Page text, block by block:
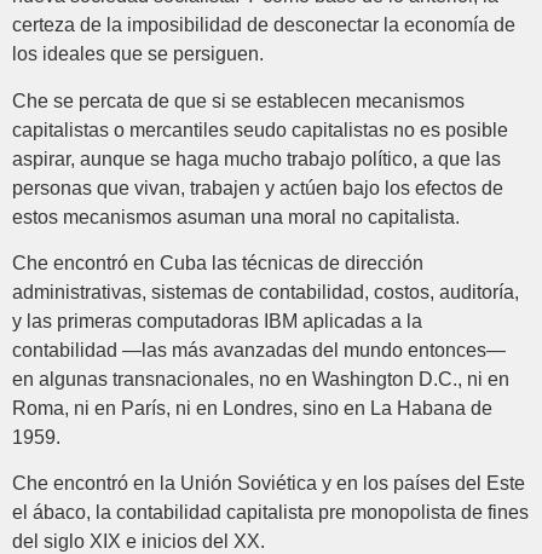
certeza de la imposibilidad de desconectar la economía de
los ideales que se persiguen.
Che se percata de que si se establecen mecanismos
capitalistas o mercantiles seudo capitalistas no es posible
aspirar, aunque se haga mucho trabajo político, a que las
personas que vivan, trabajen y actúen bajo los efectos de
estos mecanismos asuman una moral no capitalista.
Che encontró en Cuba las técnicas de dirección
administrativas, sistemas de contabilidad, costos, auditoría,
y las primeras computadoras IBM aplicadas a la
contabilidad —las más avanzadas del mundo entonces—
en algunas transnacionales, no en Washington D.C., ni en
Roma, ni en París, ni en Londres, sino en La Habana de
1959.
Che encontró en la Unión Soviética y en los países del Este
el ábaco, la contabilidad capitalista pre monopolista de fines
del siglo XIX e inicios del XX.